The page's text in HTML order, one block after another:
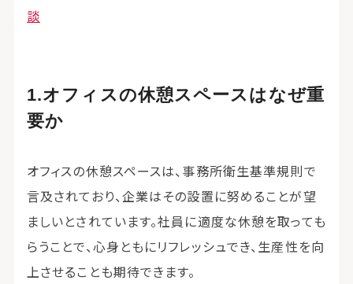
談
オフィスの休憩スペースはなぜ重
要か
オフィスの休憩スペースは、事務所衛生基準規則で
言及されており、企業はその設置に努めることが望
ましいとされています。社員に適度な休憩を取っても
らうことで、心身ともにリフレッシュでき、生産性を向
上させることも期待できます。